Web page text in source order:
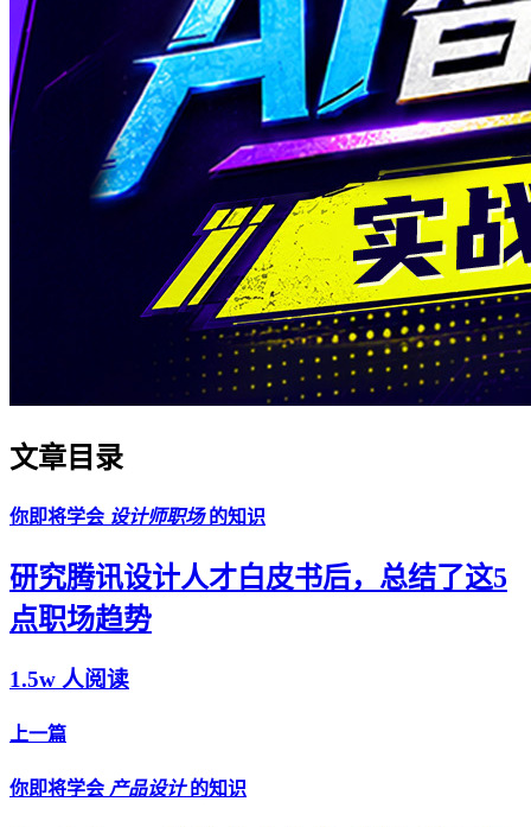
文章目录
你即将学会 设计师职场的知识
研究腾讯设计人才白皮书后，总结了这5
点职场趋势
1.5w 人阅读
上一篇
你即将学会 产品设计的知识